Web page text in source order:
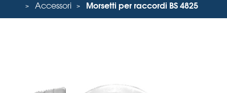
Accessori
Morsetti per raccordi BS 4825